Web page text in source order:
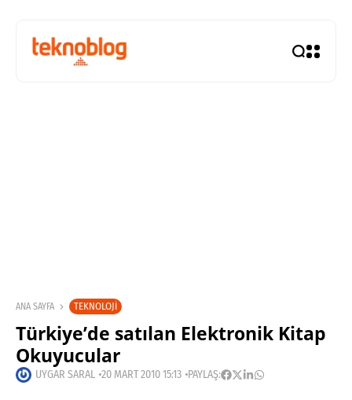
ANA SAYFA TEKNOLOJI
Türkiye’de satılan Elektronik Kitap
Okuyucular
UYGAR SARAL 20 MART 2010 15:13 PAYLAŞ: